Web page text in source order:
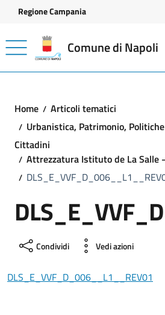
Vai ai contenuti
Vai al footer
Regione Campania
Comune di Napoli
Home
Articoli tematici
Urbanistica, Patrimonio,
Cittadini
Attrezzatura Istituto de La Salle
Condividi Vedi azioni
DLS_E_VVF_D_006__L1__REV01